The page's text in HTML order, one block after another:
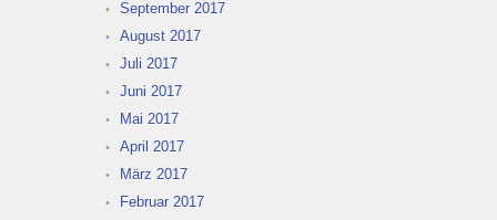
September 2017
August 2017
Juli 2017
Juni 2017
Mai 2017
April 2017
März 2017
Februar 2017